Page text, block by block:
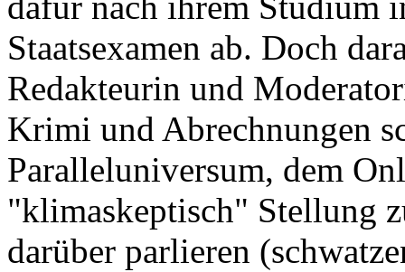
Staatsexamen ab. Doch
Redakteurin und
Krimi und Abrechnungen
Paralleluniversum, dem
"klimaskeptisch" Stellung
darüber parlieren